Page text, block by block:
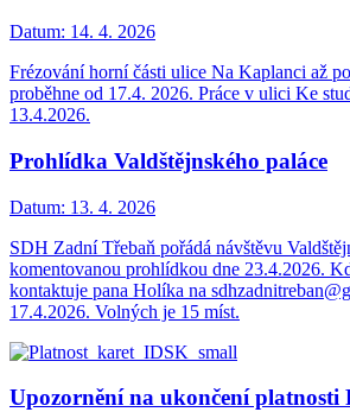
Datum: 14. 4. 2026
Frézování horní části ulice Na Kaplanci až
proběhne od 17.4. 2026. Práce v ulici Ke
13.4.2026.
Prohlídka Valdštějnského paláce
Datum: 13. 4. 2026
SDH Zadní Třebaň pořádá návštěvu
komentovanou prohlídkou dne 23.4.2026.
kontaktuje pana Holíka na
17.4.2026. Volných je 15 míst.
Upozornění na ukončení platnosti